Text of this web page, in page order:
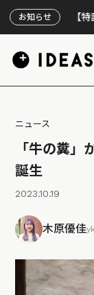
お知らせ
【特設サイ
ニュース
「牛の糞」
誕生
2023.10.19
木原優佳